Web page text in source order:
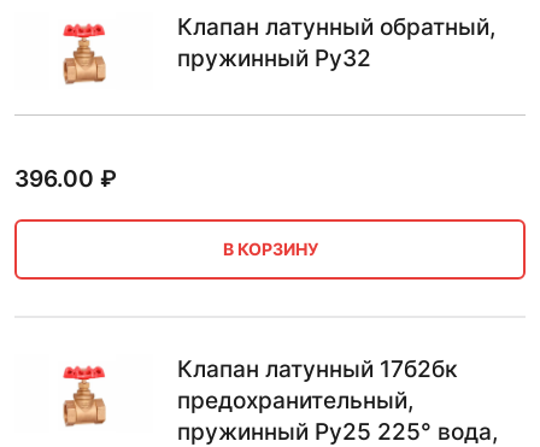
Клапан латунный обратный,
пружинный Ру32
396.00 ₽
В КОРЗИНУ
Клапан латунный 17б2бк
предохранительный,
пружинный Ру25 225° вода,